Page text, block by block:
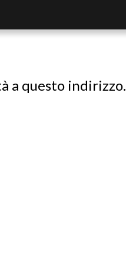
a questo indirizzo.